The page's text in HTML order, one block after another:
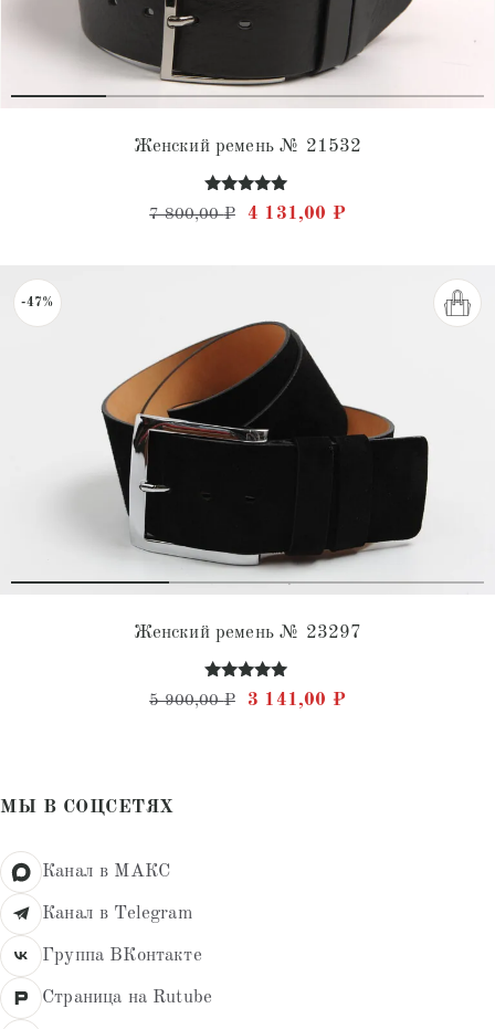
Женский ремень № 21532
Оценка
4.85
7 800,00₽ Первоначальная цена
4 131,00 ₽Текущая цена:
-47%
Женский ремень № 23297
Оценка
5.00
5 900,00₽ Первоначальная цена
3 141,00 ₽Текущая цена:
МЫ В СОЦСЕТЯХ
Канал в МАКС
Канал в Telegram
Группа ВКонтакте
Страница на Rutube